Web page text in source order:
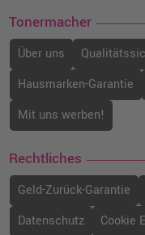
Tonermacher
Über uns
Hausmarken-Garantie
Mit uns werben!
Rechtliches
Geld-Zurück-Garantie
Datenschutz
Cookie